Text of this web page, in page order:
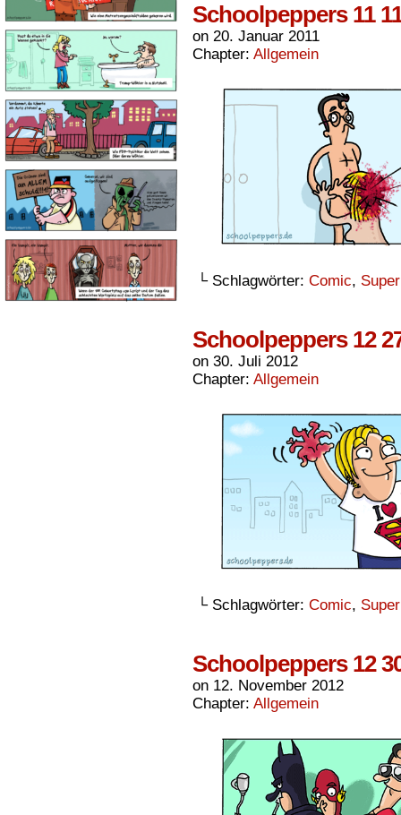
Schoolpeppers 11
on 20. Januar 2011
Chapter: Allgemein
└ Schlagwörter: Comic,
Schoolpeppers 12
on 30. Juli 2012
Chapter: Allgemein
└ Schlagwörter: Comic,
Schoolpeppers 12
on 12. November 2012
Chapter: Allgemein